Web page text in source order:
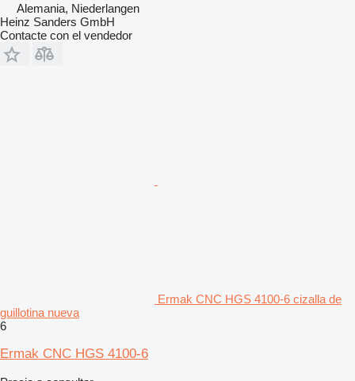
Alemania, Niederlangen
Heinz Sanders GmbH
Contacte con el vendedor
Ermak CNC HGS 4100-6 cizalla de
guillotina nueva
6
Ermak CNC HGS 4100-6